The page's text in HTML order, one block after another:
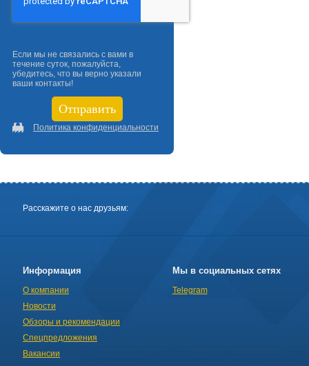
Если мы не связались с вами в
течение суток, пожалуйста,
убедитесь, что вы верно указали
ваши контакты!
Политика конфиденциальности
Расскажите о нас друзьям:
Информация
О компании
Новости
Обзоры и рекомендации
Спецпредложения
Вакансии
Мы в социальных сетях
Telegram